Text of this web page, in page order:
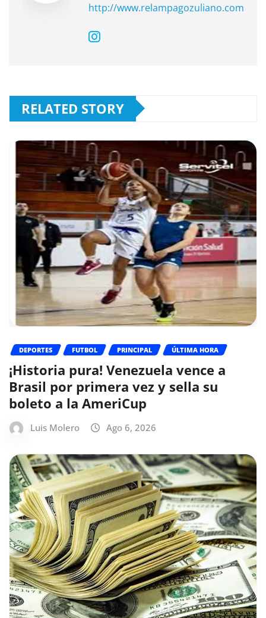
http://www.relampagozuliano.com
RELATED STORY
DEPORTES FUTBOL PRINCIPAL ÚLTIMA HORA
¡Historia pura! Venezuela vence a
Brasil por primera vez y sella su
boleto a la AmeriCup
Luis Molero Ago 6, 2026